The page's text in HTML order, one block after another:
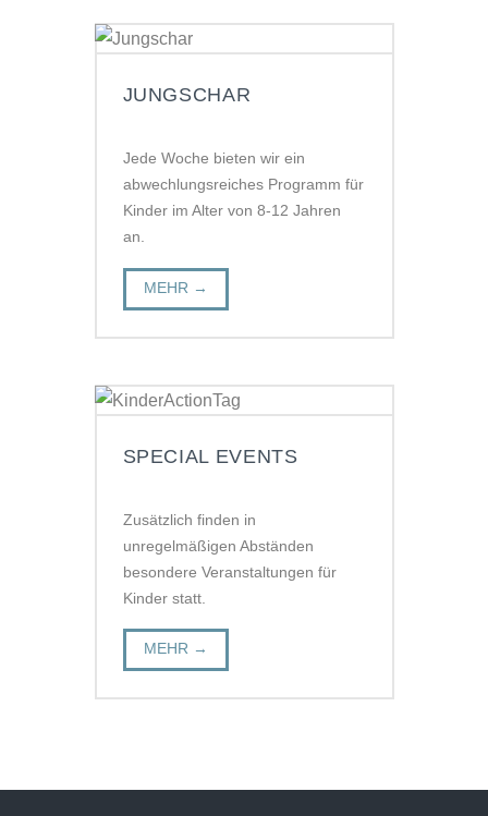
JUNGSCHAR
Jede Woche bieten wir ein
abwechlungsreiches Programm für
Kinder im Alter von 8-12 Jahren
an.
MEHR →
SPECIAL EVENTS
Zusätzlich finden in
unregelmäßigen Abständen
besondere Veranstaltungen für
Kinder statt.
MEHR →